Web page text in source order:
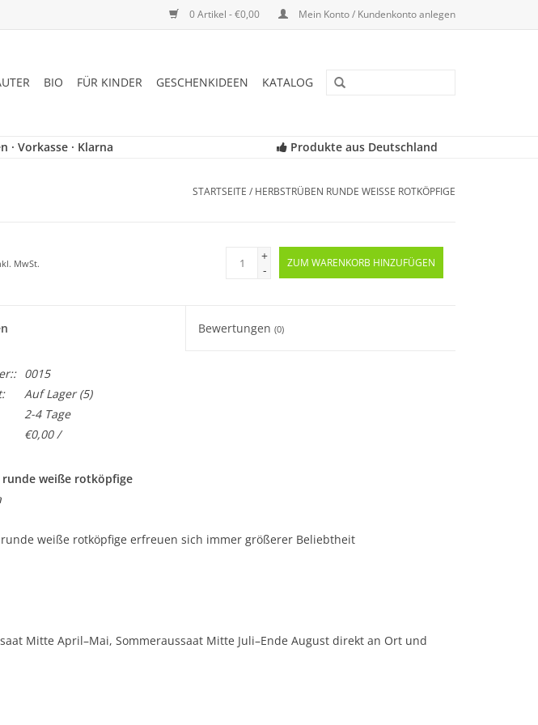
0 Artikel - €0,00 Mein Konto / Kundenkonto anlegen
BIO FÜR KINDER GESCHENKIDEEN KATALOG
· Vorkasse · Klarna Produkte aus Deutschland
STARTSEITE / HERBSTRÜBEN RUNDE WEISSE ROTKÖPFIGE
MwSt.
+
-
ZUM WARENKORB HINZUFÜGEN
Bewertungen(0)
0015
Auf Lager(5)
2-4 Tage
€0,00 /
weiße rotköpfige
weiße rotköpfige erfreuen sich immer größerer Beliebtheit
Mitte April–Mai, Sommeraussaat Mitte Juli–Ende August direkt an Ort und